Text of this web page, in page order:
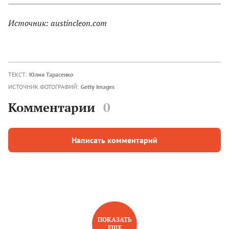
Источник: austincleon.com
ТЕКСТ: Юлия Тарасенко
ИСТОЧНИК ФОТОГРАФИЙ: Getty Images
Комментарии 0
Написать комментарий
ПОКАЗАТЬ